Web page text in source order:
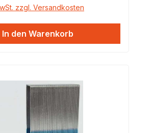
zzgl. Versandkosten
In den Warenkorb